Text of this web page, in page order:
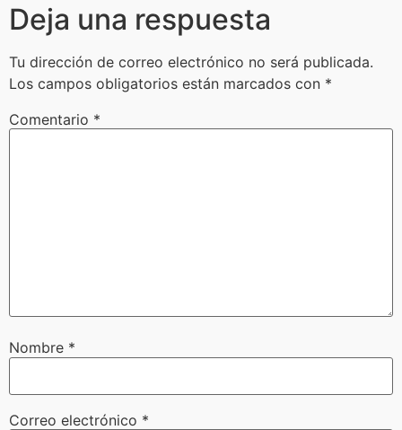
Deja una respuesta
Tu dirección de correo electrónico no será publicada.
Los campos obligatorios están marcados con *
Comentario *
Nombre *
Correo electrónico *